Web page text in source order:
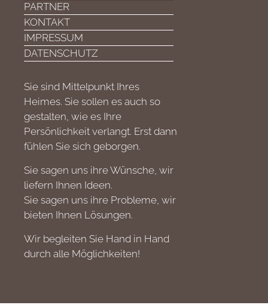
PARTNER
KONTAKT
IMPRESSUM
DATENSCHUTZ
Sie sind Mittelpunkt Ihres
Heimes. Sie sollen es auch so
gestalten, wie es Ihre
Persönlichkeit verlangt. Erst dann
fühlen Sie sich geborgen.
Sie sagen uns ihre Wünsche, wir
liefern Ihnen Ideen.
Sie sagen uns ihre Probleme, wir
bieten Ihnen Lösungen.
Wir begleiten Sie Hand in Hand
durch alle Möglichkeiten!